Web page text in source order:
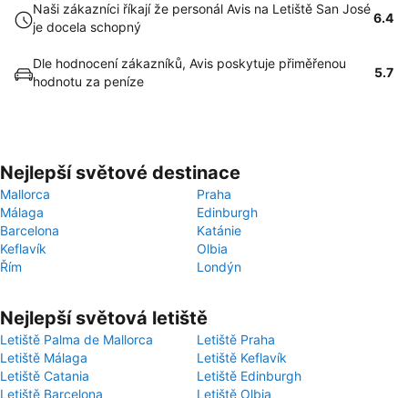
Naši zákazníci říkají že personál Avis na Letiště San José
je docela schopný
6.4
Dle hodnocení zákazníků, Avis poskytuje přiměřenou
hodnotu za peníze
5.7
Nejlepší světové destinace
Mallorca
Praha
Málaga
Edinburgh
Barcelona
Katánie
Keflavík
Olbia
Řím
Londýn
Nejlepší světová letiště
Letiště Palma de Mallorca
Letiště Praha
Letiště Málaga
Letiště Keflavík
Letiště Catania
Letiště Edinburgh
Letiště Barcelona
Letiště Olbia